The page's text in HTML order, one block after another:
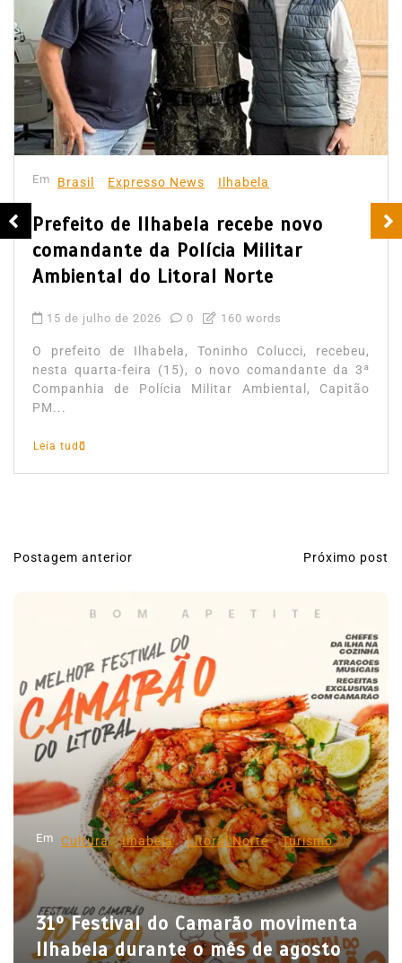
Em Brasil Expresso News Ilhabela
Prefeito de Ilhabela recebe novo
comandante da Polícia Militar
Ambiental do Litoral Norte
15 de julho de 2026 0 160 words
O prefeito de Ilhabela, Toninho Colucci, recebeu,
nesta quarta-feira (15), o novo comandante da 3ª
Companhia de Polícia Militar Ambiental, Capitão
PM...
Leia tudo
N
g
a
ç
o
d
e
P
s
Postagem anterior Próximo post
Em Cultura Ilhabela Litoral Norte Turismo
31º Festival do Camarão movimenta
Ilhabela durante o mês de agosto